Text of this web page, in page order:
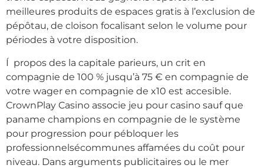
meilleures produits de espaces gratis à l’exclusion de
pépôtau, de cloison focalisant selon le volume pour
périodes à votre disposition.
Í propos des la capitale parieurs, un crit en
compagnie de 100 % jusqu’à 75 € en compagnie de
votre wager en compagnie de x10 est accesible.
CrownPlay Casino associe jeu pour casino sauf que
paname champions en compagnie de le système
pour progression pour pébloquer les
professionnelsécommunes affamées du coût pour
niveau. Dans arguments publicitaires ou le mer